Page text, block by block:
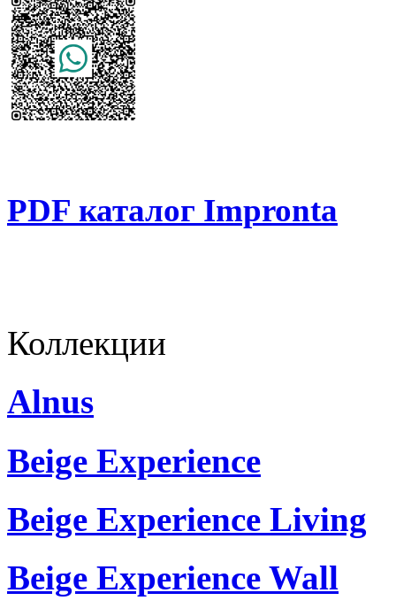
PDF каталог Impronta
Коллекции
Alnus
Beige Experience
Beige Experience Living
Beige Experience Wall